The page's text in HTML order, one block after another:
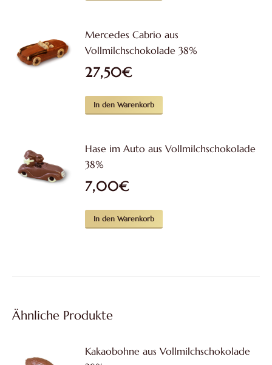
Mercedes Cabrio aus
Vollmilchschokolade 38%
27,50€
In den Warenkorb
Hase im Auto aus Vollmilchschokolade
38%
7,00€
In den Warenkorb
Ähnliche Produkte
Kakaobohne aus Vollmilchschokolade